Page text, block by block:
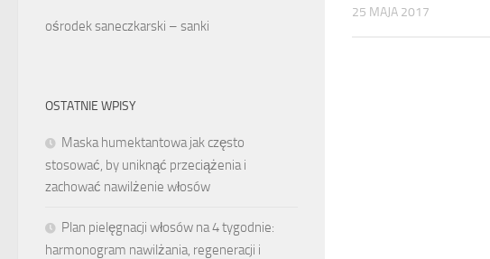
25 MAJA 2017
ośrodek saneczkarski – sanki
OSTATNIE WPISY
Maska humektantowa jak często
stosować, by uniknąć przeciążenia i
zachować nawilżenie włosów
Plan pielęgnacji włosów na 4 tygodnie:
harmonogram nawilżania, regeneracji i